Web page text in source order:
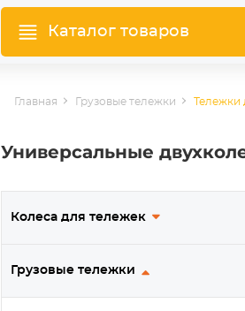
Каталог товаров
Главная Грузовые тележки Тележки
Универсальные
Колеса для тележек
Грузовые тележки